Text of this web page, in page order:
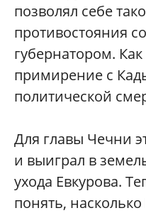
позволял себе
противостояния
губернатором.
примирение с
политической
Для главы Чечни
и выиграл в
ухода Евкурова.
понять,